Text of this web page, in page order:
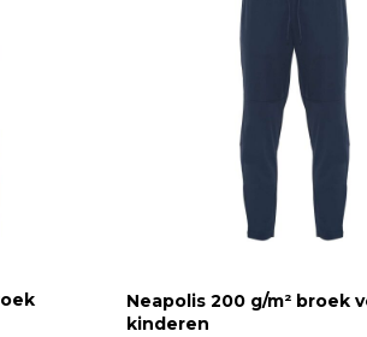
Neapolis 200 g/m² broek
kinderen